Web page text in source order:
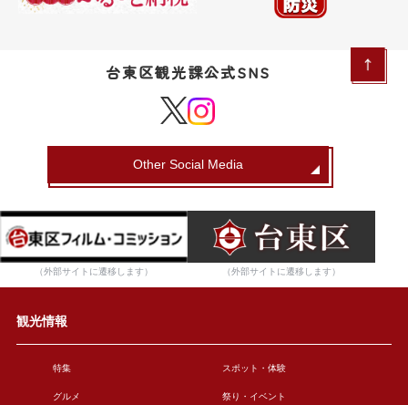
台東区観光課公式SNS
Other Social Media
（外部サイトに遷移します） （外部サイトに遷移します）
観光情報
特集 スポット・体験
グルメ 祭り・イベント